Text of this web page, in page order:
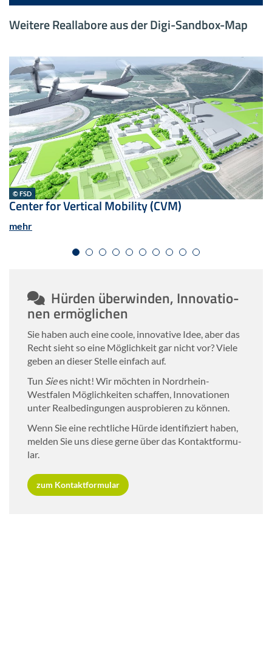
Wei­te­re Re­al­la­bo­re aus der Digi-​Sandbox-Map
© FSD
Cen­ter for Ver­ti­cal Mo­bi­li­ty (CVM)
mehr
Hür­den über­win­den, In­no­va­tio­
nen er­mög­li­chen
Sie haben auch eine coole, in­no­va­ti­ve Idee, aber das
Recht sieht so eine Mög­lich­keit gar nicht vor? Viele
geben an die­ser Stel­le ein­fach auf.
Tun Siees nicht! Wir möch­ten in Nordrhein-​
Westfalen Mög­lich­kei­ten schaf­fen, In­no­va­tio­nen
unter Re­al­be­din­gun­gen aus­pro­bie­ren zu kön­nen.
Wenn Sie eine recht­li­che Hürde iden­ti­fi­ziert haben,
mel­den Sie uns diese gerne über das Kon­takt­for­mu­
lar.
zum Kon­takt­for­mu­lar